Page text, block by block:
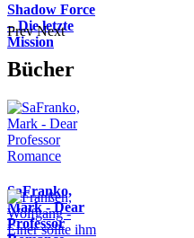
Shadow Force
– Die letzte
Mission
Prev Next
Bücher
SaFranko,
Mark - Dear
Professor